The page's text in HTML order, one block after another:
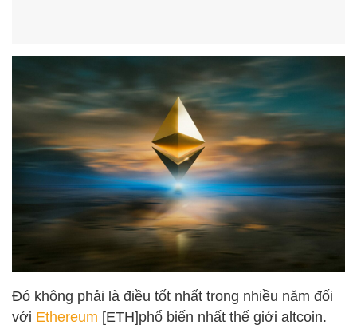
Đó không phải là điều tốt nhất trong nhiều năm đối
với Ethereum [ETH]phổ biến nhất thế giới altcoin.